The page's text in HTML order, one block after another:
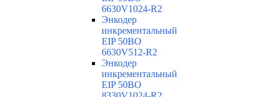
6630V1024-R2
Энкодер
инкрементальный
EIP 50BO
6630V512-R2
Энкодер
инкрементальный
EIP 50BO